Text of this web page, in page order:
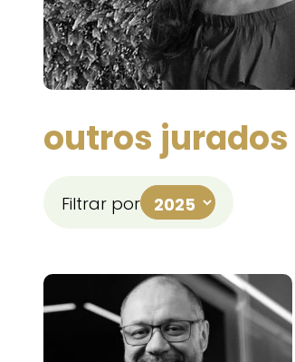
outros jurados
Filtrar por